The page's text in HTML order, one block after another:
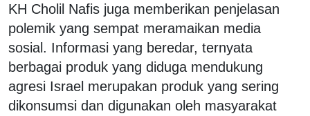
KH Cholil Nafis juga memberikan penjelasan
polemik yang sempat meramaikan media
sosial. Informasi yang beredar, ternyata
berbagai produk yang diduga mendukung
agresi Israel merupakan produk yang sering
dikonsumsi dan digunakan oleh masyarakat